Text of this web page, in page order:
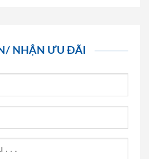
NHẬN ƯU ĐÃI